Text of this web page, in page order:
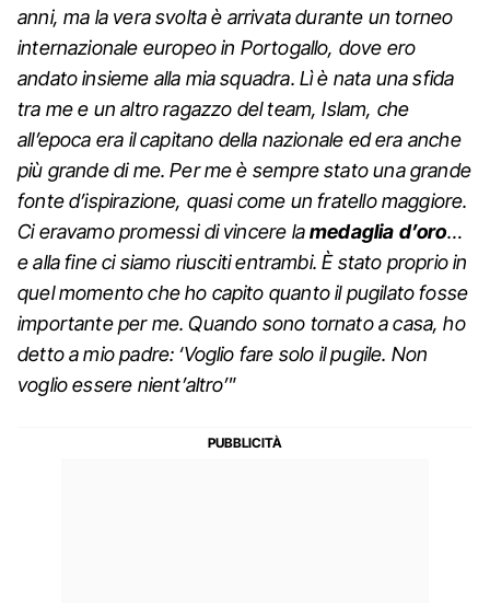
anni, ma la vera svolta è arrivata durante un torneo
internazionale europeo in Portogallo, dove ero
andato insieme alla mia squadra. Lì è nata una sfida
tra me e un altro ragazzo del team, Islam, che
all’epoca era il capitano della nazionale ed era anche
più grande di me. Per me è sempre stato una grande
fonte d’ispirazione, quasi come un fratello maggiore.
Ci eravamo promessi di vincere lamedaglia d’oro…
e alla fine ci siamo riusciti entrambi. È stato proprio in
quel momento che ho capito quanto il pugilato fosse
importante per me. Quando sono tornato a casa, ho
detto a mio padre: ‘Voglio fare solo il pugile. Non
voglio essere nient’altro’”